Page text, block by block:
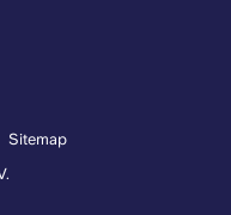
Sitemap